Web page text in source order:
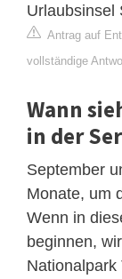
Urlaubsinsel
Antrag auf
vollständige
Wann
in der
September
Monate, um
Wenn in
beginnen,
Nationalpark